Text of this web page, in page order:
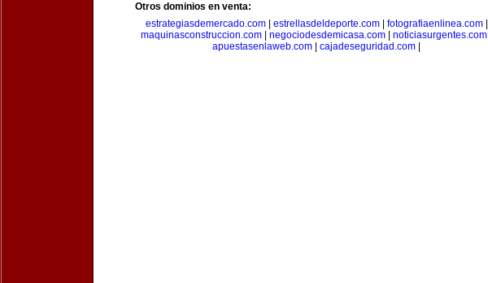
Otros dominios en venta:
estrategiasdemercado.com| estrellasdeldeporte.com| fotografiaenlinea.com|
maquinasconstruccion.com
negociodesdemicasa.com noticiasurgentes.com
apuestasenlaweb.com
cajadeseguridad.com